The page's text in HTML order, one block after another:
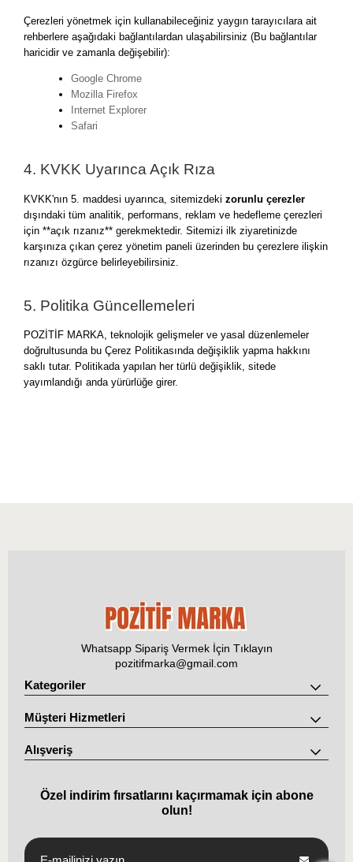
Çerezleri yönetmek için kullanabileceğiniz yaygın tarayıcılara ait
rehberlere aşağıdaki bağlantılardan ulaşabilirsiniz (Bu bağlantılar
haricidir ve zamanla değişebilir):
Google Chrome
Mozilla Firefox
Internet Explorer
Safari
4. KVKK Uyarınca Açık Rıza
KVKK'nın 5. maddesi uyarınca, sitemizdeki zorunlu çerezler
dışındaki tüm analitik, performans, reklam ve hedefleme çerezleri
için **açık rızanız** gerekmektedir. Sitemizi ilk ziyaretinizde
karşınıza çıkan çerez yönetim paneli üzerinden bu çerezlere ilişkin
rızanızı özgürce belirleyebilirsiniz.
5. Politika Güncellemeleri
POZİTİF MARKA, teknolojik gelişmeler ve yasal düzenlemeler
doğrultusunda bu Çerez Politikasında değişiklik yapma hakkını
saklı tutar. Politikada yapılan her türlü değişiklik, sitede
yayımlandığı anda yürürlüğe girer.
Whatsapp Sipariş Vermek İçin Tıklayın
pozitifmarka@gmail.com
Kategoriler
Müşteri Hizmetleri
Alışveriş
Özel indirim fırsatlarını kaçırmamak için abone
olun!